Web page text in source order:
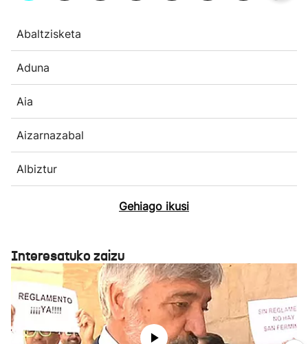
Abaltzisketa
Aduna
Aia
Aizarnazabal
Albiztur
Gehiago ikusi
Interesatuko zaizu